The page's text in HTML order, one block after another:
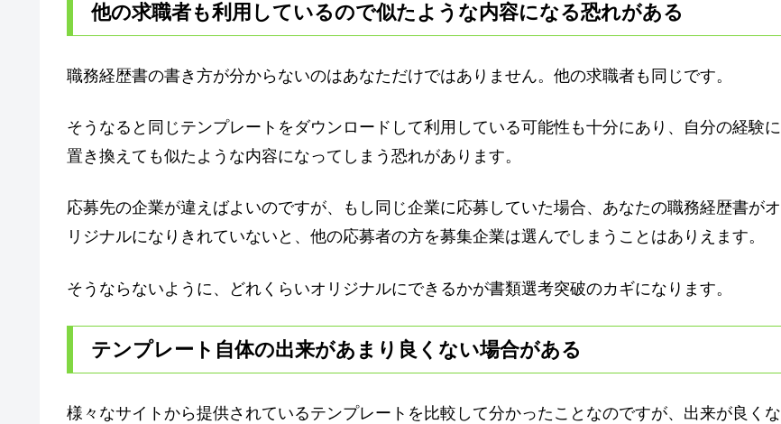
他の求職者も利用しているので似たような内容になる恐れがある
職務経歴書の書き方が分からないのはあなただけではありません。他の求職者も同じです。
そうなると同じテンプレートをダウンロードして利用している可能性も十分にあり、自分の経験に
置き換えても似たような内容になってしまう恐れがあります。
応募先の企業が違えばよいのですが、もし同じ企業に応募していた場合、あなたの職務経歴書がオ
リジナルになりきれていないと、他の応募者の方を募集企業は選んでしまうことはありえます。
そうならないように、どれくらいオリジナルにできるかが書類選考突破のカギになります。
テンプレート自体の出来があまり良くない場合がある
様々なサイトから提供されているテンプレートを比較して分かったことなのですが、出来が良くな